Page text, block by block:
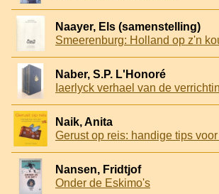
Naayer, Els (samenstelling)
Smeerenburg: Holland op z'n
Naber, S.P. L'Honoré
Naik, Anita
Nansen, Fridtjof
Onder de Eskimo's